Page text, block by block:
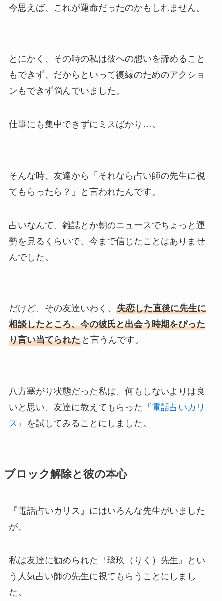
今思えば、これが運命だったのかもしれません。
とにかく、その時の私は彼への想いを諦めること
もできず、だからといって復縁のためのアクショ
ンもできず悩んでいました。
仕事にも集中できずにミスばかり…。
そんな時、友達から「それなら占い師の先生に視
てもらったら？」と言われたんです。
占いなんて、雑誌とか朝のニュースでちょっと運
勢を見るくらいで、今まで信じたことはありませ
んでした。
だけど、その友達いわく、 失恋した直後に先生に
相談したところ、今の彼氏と出会う時期をぴった
り言い当てられたと言うんです。
八方塞がり状態だった私は、何もしないよりは良
いと思い、友達に教えてもらった『電話占いカリ
ス 』を試してみることにしました。
ブロック解除と彼の本心
『電話占いカリス』にはいろんな先生がいました
が、
私は友達に勧められた『璃玖（りく）先生』とい
う人気占い師の先生に視てもらうことにしまし
た。